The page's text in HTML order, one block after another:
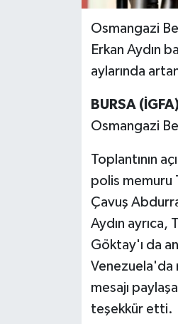
Osmangazi
Erkan Aydın
aylarında
BURSA
Osmangazi
Toplantının
polis memuru
Çavuş
Aydın ayrıca,
Göktay'ı da
Venezuela'da
mesajı
teşekkür etti.